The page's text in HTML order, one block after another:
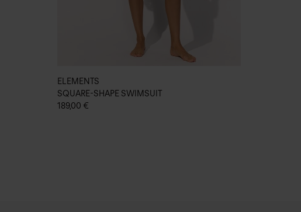
ELEMENTS
SQUARE-SHAPE SWIMSUIT
189,00 €